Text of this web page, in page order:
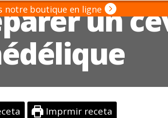
notre boutique en ligneun
Imprmir receta